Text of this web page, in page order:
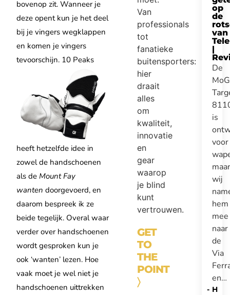
bovenop zit. Wanneer je
deze opent kun je het deel
bij je vingers wegklappen
en komen je vingers
tevoorschijn. 10 Peaks
heeft hetzelfde idee in
zowel de handschoenen
als de Mount Fay
wanten doorgevoerd, en
daarom bespreek ik ze
beide tegelijk. Overal waar
verder over handschoenen
wordt gesproken kun je
ook ‘wanten’ lezen. Hoe
vaak moet je wel niet je
handschoenen uittrekken
Van
professionals
tot
fanatieke
buitensporters:
hier
draait
alles
om
kwaliteit,
innovatie
en
gear
waarop
je blind
kunt
vertrouwen.
GET
TO
THE
POINT
〉
op
de
van
|
De
MoG
is
voor
maar
wij
hem
mee
naar
de
Via
en…
H
-